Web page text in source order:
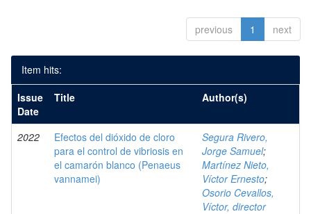
previous 1 next
Item hits:
Issue
Date
Title Author(s)
2022
Efectos del dióxido de cloro
para el control de vibriosis en
el camarón blanco (Penaeus
vannamei)
Segura Rivero,
Jorge Samuel;
Martínez Nieto,
Víctor Ernesto;
Osorio Cevallos,
Víctor, director